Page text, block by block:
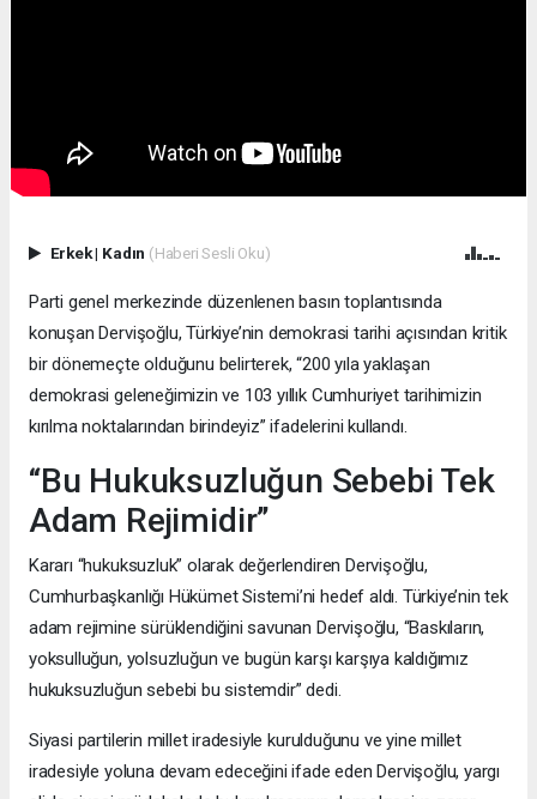
Erkek| Kadın (Haberi Sesli Oku)
Parti genel merkezinde düzenlenen basın toplantısında
konuşan Dervişoğlu, Türkiye’nin demokrasi tarihi açısından kritik
bir dönemeçte olduğunu belirterek, “200 yıla yaklaşan
demokrasi geleneğimizin ve 103 yıllık Cumhuriyet tarihimizin
kırılma noktalarından birindeyiz” ifadelerini kullandı.
“Bu Hukuksuzluğun Sebebi Tek
Adam Rejimidir”
Kararı “hukuksuzluk” olarak değerlendiren Dervişoğlu,
Cumhurbaşkanlığı Hükümet Sistemi’ni hedef aldı. Türkiye’nin tek
adam rejimine sürüklendiğini savunan Dervişoğlu, “Baskıların,
yoksulluğun, yolsuzluğun ve bugün karşı karşıya kaldığımız
hukuksuzluğun sebebi bu sistemdir” dedi.
Siyasi partilerin millet iradesiyle kurulduğunu ve yine millet
iradesiyle yoluna devam edeceğini ifade eden Dervişoğlu, yargı